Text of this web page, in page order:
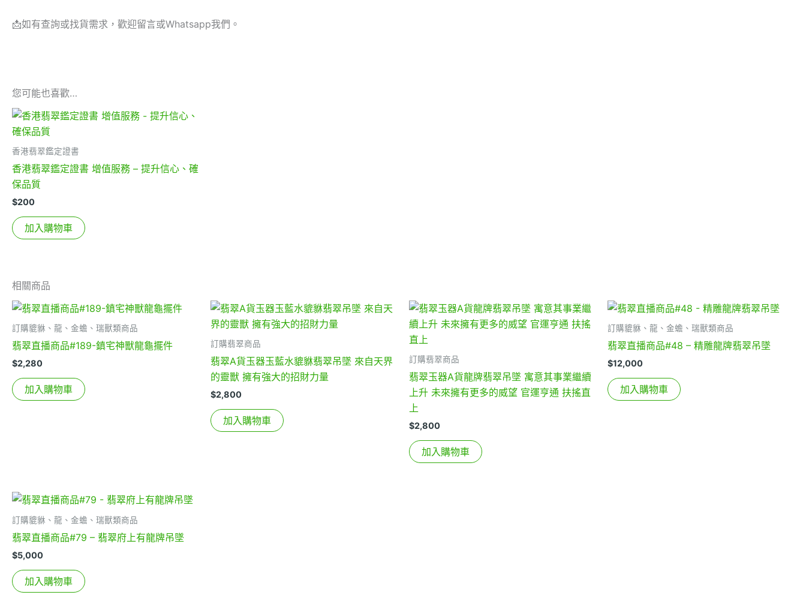
📩如有查詢或找貨需求，歡迎留言或Whatsapp我們。
您可能也喜歡…
香港翡翠鑑定證書
香港翡翠鑑定證書 增值服務 – 提升信心、確
保品質
$200
加入購物車
相關商品
訂購貔貅、龍、金蟾、瑞獸類商品
翡翠直播商品#189-鎮宅神獸龍龜擺件
$2,280
加入購物車
訂購翡翠商品
翡翠A貨玉器玉藍水貔貅翡翠吊墜 來自天界
的靈獸 擁有強大的招財力量
$2,800
加入購物車
訂購翡翠商品
翡翠玉器A貨龍牌翡翠吊墜 寓意其事業繼續
上升 未來擁有更多的威望 官運亨通 扶搖直
上
$2,800
加入購物車
訂購貔貅、龍、金蟾、瑞獸類商品
翡翠直播商品#48 – 精雕龍牌翡翠吊墜
$12,000
加入購物車
訂購貔貅、龍、金蟾、瑞獸類商品
翡翠直播商品#79 – 翡翠府上有龍牌吊墜
$5,000
加入購物車